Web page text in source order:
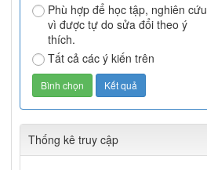
Phù hợp để học tập, nghiên cứu
vì được tự do sửa đổi theo ý
thích.
Tất cả các ý kiến trên
Thống kê truy cập